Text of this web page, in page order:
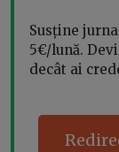
Susține
5€/lună.
decât ai